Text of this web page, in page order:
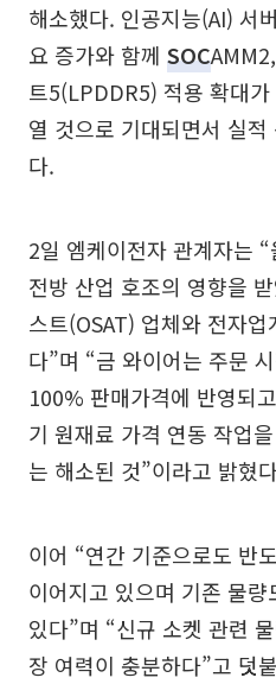
해소했다. 인공지능(AI) 서
요 증가와 함께 SOC
트5(LPDDR5) 적용 확대
열 것으로 기대되면서 실
다.
2일 엠케이전자 관계자는
전방 산업 호조의 영향을
스트(OSAT) 업체와 전자
다”며 “금 와이어는 주문
100% 판매가격에 반영되
기 원재료 가격 연동 작업
는 해소된 것”이라고 밝혔
이어 “연간 기준으로도 반
이어지고 있으며 기존 물
있다”며 “신규 소켓 관련
장 여력이 충분하다”고 덧